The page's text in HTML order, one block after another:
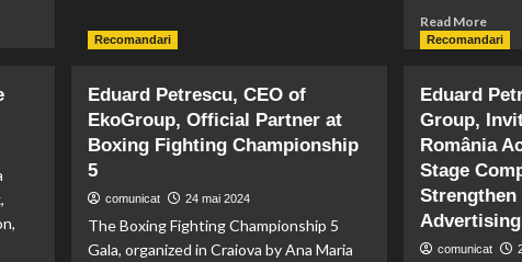
Descoperă
Sinaia,
Regal
al
Turismului
Read MoreRead
more
si
Recomandari
Eduard Petrescu, CEO of
EkoGroup, Official Partner at
Boxing Fighting Championship
5
comunicat 24 mai 2024
The Boxing Fighting Championship 5
Gala, organized in Craiova by Ana Maria
Recomandari
Eduard
Group,
România
Stage
Advertising
comunicat